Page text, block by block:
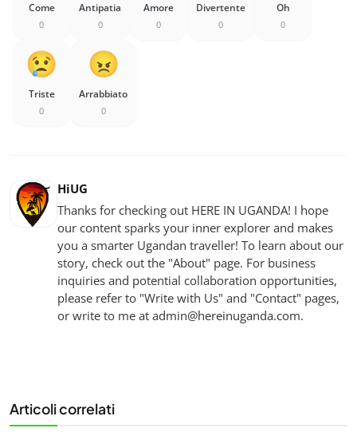
Come
0
Antipatia
0
Amore
0
Divertente
0
Oh
0
Triste
0
Arrabbiato
0
HiUG
Thanks for checking out HERE IN UGANDA! I hope
our content sparks your inner explorer and makes
you a smarter Ugandan traveller! To learn about our
story, check out the "About" page. For business
inquiries and potential collaboration opportunities,
please refer to "Write with Us" and "Contact" pages,
or write to me at admin@hereinuganda.com.
Articoli correlati